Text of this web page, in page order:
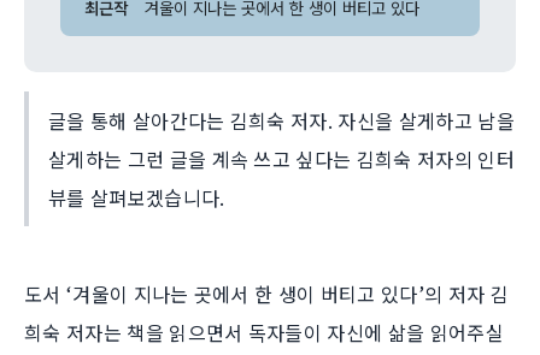
최근작 겨울이 지나는 곳에서 한 생이 버티고 있다
글을 통해 살아간다는 김희숙 저자. 자신을 살게하고 남을
살게하는 그런 글을 계속 쓰고 싶다는 김희숙 저자의 인터
뷰를 살펴보겠습니다.
도서 ‘겨울이 지나는 곳에서 한 생이 버티고 있다’의 저자 김
희숙 저자는 책을 읽으면서 독자들이 자신에 삶을 읽어주실